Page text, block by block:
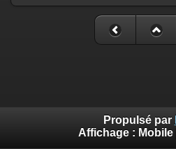
Propulsé par
Affichage : Mobile